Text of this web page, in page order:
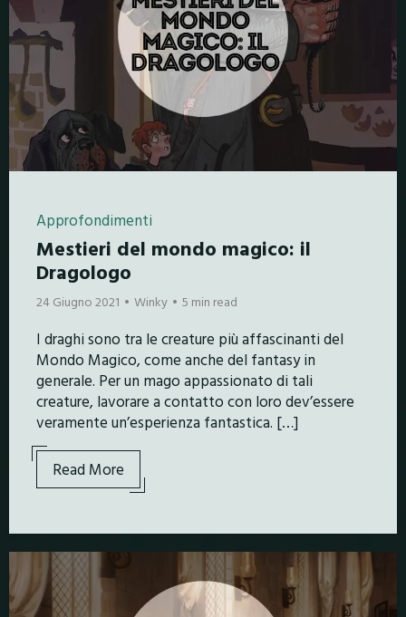
Approfondimenti
Mestieri del mondo magico: il
Dragologo
24 Giugno 2021 Winky 5 min read
I draghi sono tra le creature più affascinanti del
Mondo Magico, come anche del fantasy in
generale. Per un mago appassionato di tali
creature, lavorare a contatto con loro dev’essere
veramente un’esperienza fantastica. […]
Read More